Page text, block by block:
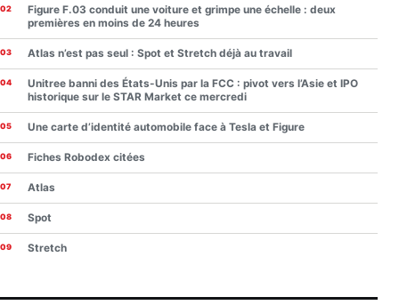
Figure F.03 conduit une voiture et grimpe une échelle : deux
premières en moins de 24 heures
Atlas n’est pas seul : Spot et Stretch déjà au travail
Unitree banni des États-Unis par la FCC : pivot vers l’Asie et IPO
historique sur le STAR Market ce mercredi
Une carte d’identité automobile face à Tesla et Figure
Fiches Robodex citées
Atlas
Spot
Stretch